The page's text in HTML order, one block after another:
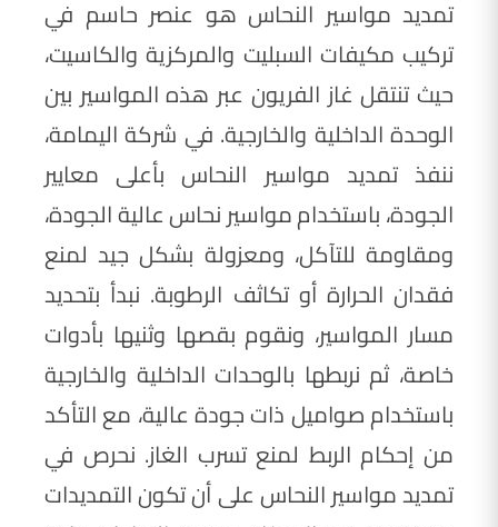
تمديد مواسير النحاس هو عنصر حاسم في
تركيب مكيفات السبليت والمركزية والكاسيت،
حيث تنتقل غاز الفريون عبر هذه المواسير بين
الوحدة الداخلية والخارجية. في شركة اليمامة،
ننفذ تمديد مواسير النحاس بأعلى معايير
الجودة، باستخدام مواسير نحاس عالية الجودة،
ومقاومة للتآكل، ومعزولة بشكل جيد لمنع
فقدان الحرارة أو تكاثف الرطوبة. نبدأ بتحديد
مسار المواسير، ونقوم بقصها وثنيها بأدوات
خاصة، ثم نربطها بالوحدات الداخلية والخارجية
باستخدام صواميل ذات جودة عالية، مع التأكد
من إحكام الربط لمنع تسرب الغاز. نحرص في
تمديد مواسير النحاس على أن تكون التمديدات